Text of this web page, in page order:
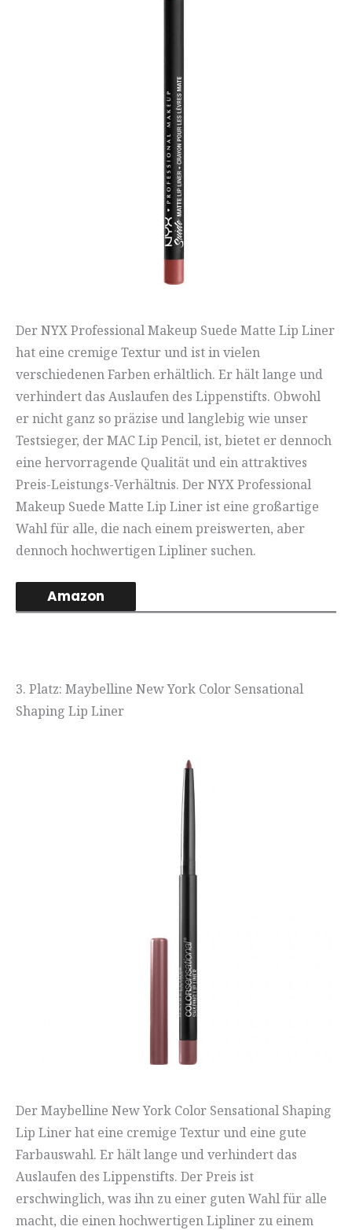
Der NYX Professional Makeup Suede Matte Lip Liner
hat eine cremige Textur und ist in vielen
verschiedenen Farben erhältlich. Er hält lange und
verhindert das Auslaufen des Lippenstifts. Obwohl
er nicht ganz so präzise und langlebig wie unser
Testsieger, der MAC Lip Pencil, ist, bietet er dennoch
eine hervorragende Qualität und ein attraktives
Preis-Leistungs-Verhältnis. Der NYX Professional
Makeup Suede Matte Lip Liner ist eine großartige
Wahl für alle, die nach einem preiswerten, aber
dennoch hochwertigen Lipliner suchen.
Amazon
3. Platz: Maybelline New York Color Sensational
Shaping Lip Liner
Der Maybelline New York Color Sensational Shaping
Lip Liner hat eine cremige Textur und eine gute
Farbauswahl. Er hält lange und verhindert das
Auslaufen des Lippenstifts. Der Preis ist
erschwinglich, was ihn zu einer guten Wahl für alle
macht, die einen hochwertigen Lipliner zu einem